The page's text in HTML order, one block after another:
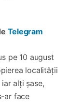
Telegram
pe 10 august
localității
alți șase,
ar face